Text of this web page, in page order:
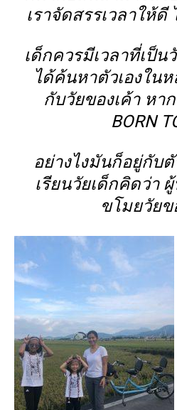
เราจัดสรรเวลาให้ดี
เด็กควรมีเวลาที่เป็น
ได้ค้นหาตัวเองใน
กับวัยของเค้า หา
BORN
อย่างไงมันก็อยู่กับ
เรียนวัยเด็กคิดว่า
ขโมยวัยข